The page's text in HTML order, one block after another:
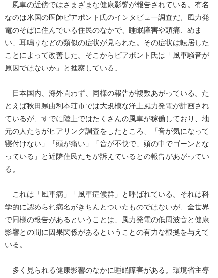
風車の近傍ではさまざまな健康影響が報告されている。有名
なのは米国の医師ピアポント氏のインタビュー調査だ。風力発
電のそばに住んでいる住民のなかで、睡眠障害や頭痛、めま
い、耳鳴りなどの類似の症状が見られた。その症状は転居した
ことによって改善した。そこからピアポント氏は「風車騒音が
原因ではないか」と推察している。
日本国内、海外問わず、同様の報告が複数あがっている。た
とえば秋田県由利本荘市では大規模な洋上風力発電が計画され
ているが、すでに陸上ではたくさんの風車が稼働しており、地
元の人たちがヒアリング調査をしたところ、「音が気になって
寝付けない」「頭が痛い」「音が不快で、頭の中でゴーンとな
っている」と近隣住民たちが訴えているとの報告があがってい
る。
これは「風車病」「風車症候群」と呼ばれている。それは科
学的に認められ病名がきちんとついたものではないが、全世界
で同様の報告があるということは、風力発電の低周波音と健康
影響との間に因果関係があるということの有力な根拠を与えて
いる。
多く見られる健康影響のなかに睡眠障害がある。環境省主導